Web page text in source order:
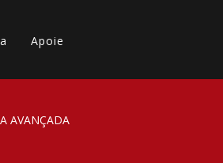
Apoie
AVANÇADA